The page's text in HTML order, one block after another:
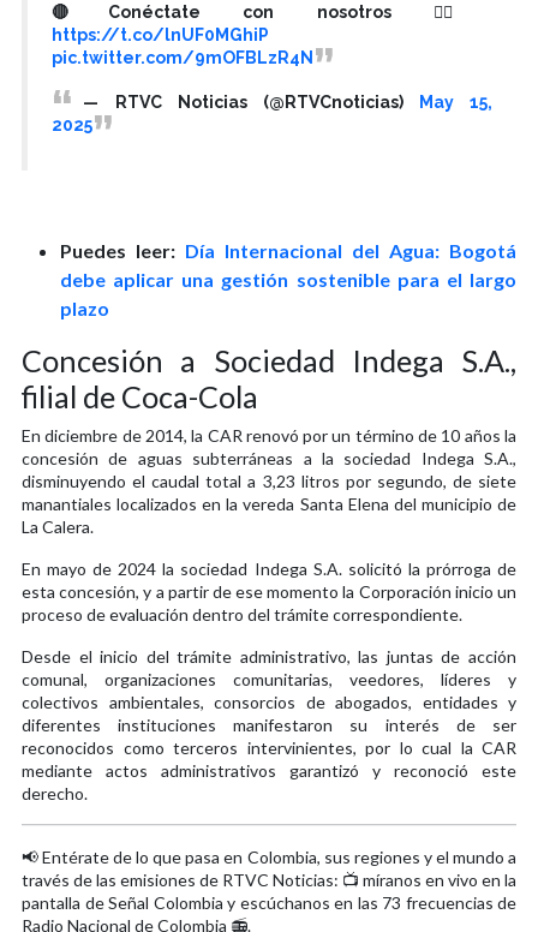
🔴Conéctate con nosotros 👉🏻
https://t.co/lnUF0MGhiP
pic.twitter.com/9mOFBLzR4N
— RTVC Noticias (@RTVCnoticias)
May 15,
2025
Puedes leer: Día Internacional del Agua: Bogotá
debe aplicar una gestión sostenible para el largo
plazo
Concesión a Sociedad Indega S.A.,
filial de Coca-Cola
En diciembre de 2014, la CAR renovó por un término de 10 años la
concesión de aguas subterráneas a la sociedad Indega S.A.,
disminuyendo el caudal total a 3,23 litros por segundo, de siete
manantiales localizados en la vereda Santa Elena del municipio de
La Calera.
En mayo de 2024 la sociedad Indega S.A. solicitó la prórroga de
esta concesión, y a partir de ese momento la Corporación inicio un
proceso de evaluación dentro del trámite correspondiente.
Desde el inicio del trámite administrativo, las juntas de acción
comunal, organizaciones comunitarias, veedores, líderes y
colectivos ambientales, consorcios de abogados, entidades y
diferentes instituciones manifestaron su interés de ser
reconocidos como terceros intervinientes, por lo cual la CAR
mediante actos administrativos garantizó y reconoció este
derecho.
📢 Entérate de lo que pasa en Colombia, sus regiones y el mundo a
través de las emisiones de RTVC Noticias: 📺 míranos en vivo en la
pantalla de Señal Colombia y escúchanos en las 73 frecuencias de
Radio Nacional de Colombia 📻.